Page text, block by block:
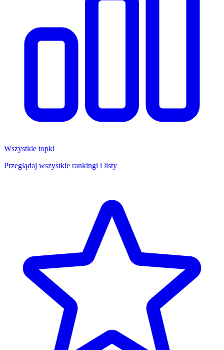
Wszystkie topki
Przeglądaj wszystkie rankingi i listy